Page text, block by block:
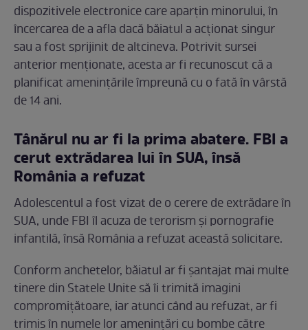
dispozitivele electronice care aparțin minorului, în
încercarea de a afla dacă băiatul a acționat singur
sau a fost sprijinit de altcineva. Potrivit sursei
anterior menționate, acesta ar fi recunoscut că a
planificat amenințările împreună cu o fată în vârstă
de 14 ani.
Tânărul nu ar fi la prima abatere. FBI a
cerut extrădarea lui în SUA, însă
România a refuzat
Adolescentul a fost vizat de o cerere de extrădare în
SUA, unde FBI îl acuza de terorism și pornografie
infantilă, însă România a refuzat această solicitare.
Conform anchetelor, băiatul ar fi șantajat mai multe
tinere din Statele Unite să îi trimită imagini
compromițătoare, iar atunci când au refuzat, ar fi
trimis în numele lor amenințări cu bombe către